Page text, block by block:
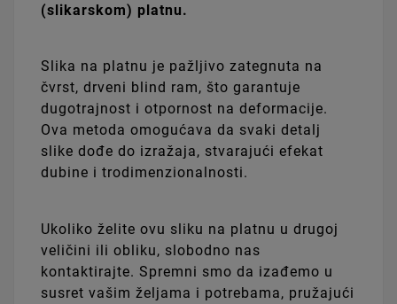
(slikarskom) platnu.
Slika na platnu je pažljivo zategnuta na
čvrst, drveni blind ram, što garantuje
dugotrajnost i otpornost na deformacije.
Ova metoda omogućava da svaki detalj
slike dođe do izražaja, stvarajući efekat
dubine i trodimenzionalnosti.
Ukoliko želite ovu sliku na platnu u drugoj
veličini ili obliku, slobodno nas
kontaktirajte. Spremni smo da izađemo u
susret vašim željama i potrebama, pružajući